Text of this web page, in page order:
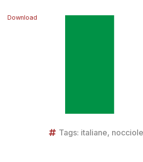
Download
Tags: italiane, nocciole